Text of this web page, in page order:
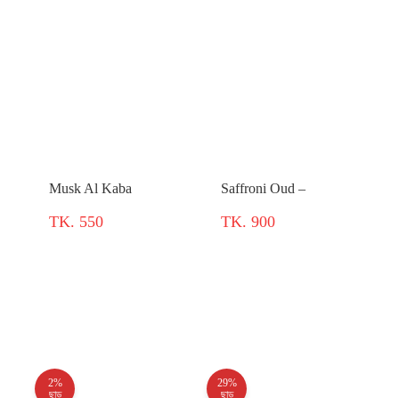
Musk Al Kaba
TK. 550
Saffroni Oud –
TK. 900
2%
ছাড়
29%
ছাড়